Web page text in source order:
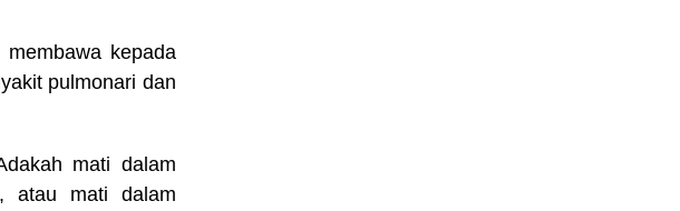
kepada
pulmonari dan
mati dalam
atau mati dalam